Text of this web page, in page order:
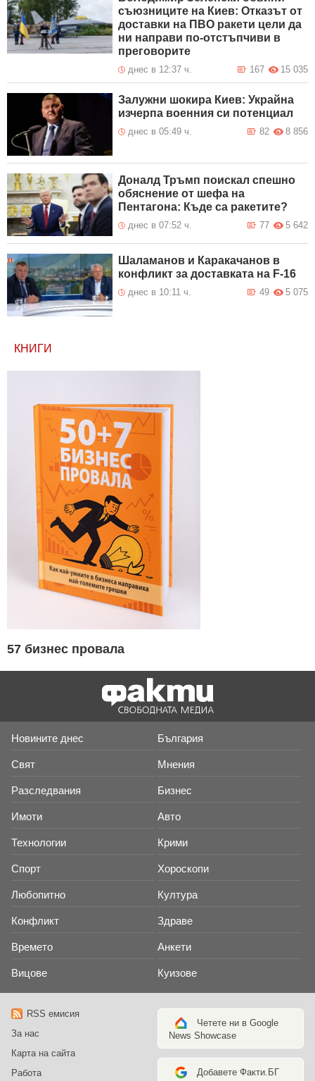
съюзниците на Киев: Отказът от
доставки на ПВО ракети цели да
ни направи по-отстъпчиви в
преговорите
днес в 12:37 ч. 15 035
167
Залужни шокира Киев: Украйна
изчерпа военния си потенциал
днес в 05:49 ч. 8 856
82
Доналд Тръмп поискал спешно
обяснение от шефа на
Пентагона: Къде са ракетите?
днес в 07:52 ч. 5 642
77
Шаламанов и Каракачанов в
конфликт за доставката на F-16
днес в 10:11 ч. 5 075
49
КНИГИ
57 бизнес провала
Новините днес България
Свят Мнения
Разследвания Бизнес
Имоти Авто
Технологии Крими
Спорт Хороскопи
Любопитно Култура
Конфликт Здраве
Времето Анкети
Вицове Куизове
RSS емисия
За нас
Карта на сайта
Работа
Четете ни в Google
News Showcase
Добавете Факти.БГ